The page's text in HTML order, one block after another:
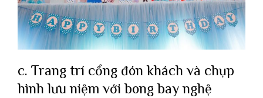
c. Trang trí cổng đón khách và chụp
hình lưu niệm với bong bay nghệ